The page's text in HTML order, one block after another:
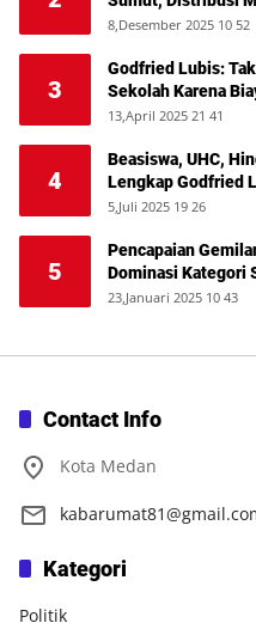
8,Desember 2025 10 52
3
Godfried Lubis:
Sekolah Karena
13,April 2025 21 41
4
Beasiswa, UHC,
Lengkap Godfried
5,Juli 2025 19 26
5
Pencapaian
Dominasi Kategori
23,Januari 2025 10 43
Contact Info
Kota Medan
Kategori
Politik